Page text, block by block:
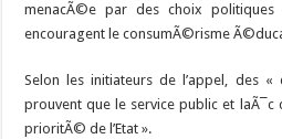
menacÃ©e par des choix
encouragent le consumÃ©risme
Selon les initiateurs de l’appel, des
prouvent que le service public et laÃ¯c
prioritÃ© de l’Etat ».